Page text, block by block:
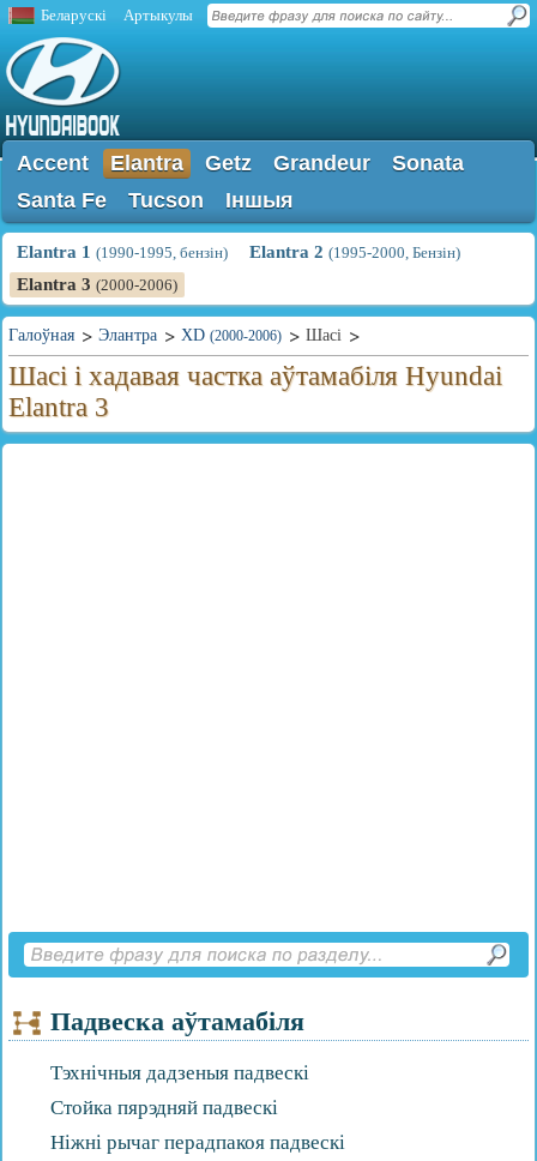
Беларускі Артыкулы
Accent Elantra Getz Grandeur
Sonata
Santa Fe
Tucson Іншыя
Elantra 1 (1990-1995, бензін) Elantra 2 (1995-2000, Бензін)
Elantra 3 (2000-2006)
Галоўная Элантра XD (2000-2006) Шасі
Шасі і хадавая частка аўтамабіля Hyundai
Elantra 3
Падвеска аўтамабіля
Тэхнічныя дадзеныя падвескі
Стойка пярэдняй падвескі
Ніжні рычаг перадпакоя падвескі